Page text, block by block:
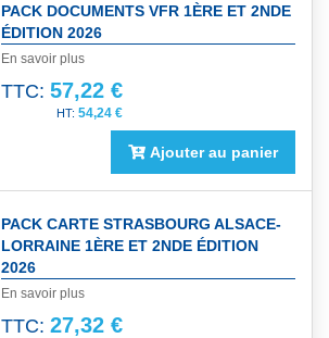
PACK DOCUMENTS VFR 1ÈRE ET 2NDE
ÉDITION 2026
En savoir plus
TTC: 57,22 €
54,24 €
Ajouter au panier
PACK CARTE STRASBOURG ALSACE-
LORRAINE 1ÈRE ET 2NDE ÉDITION
2026
En savoir plus
TTC: 27,32 €